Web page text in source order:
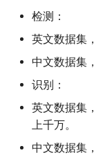
检测：
英文数据集
中文数据集
识别：
英文数据集
上千万。
中文数据集